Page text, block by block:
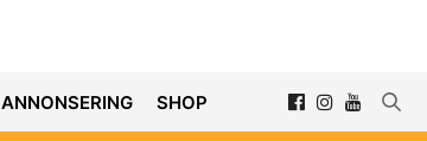
ANNONSERING SHOP